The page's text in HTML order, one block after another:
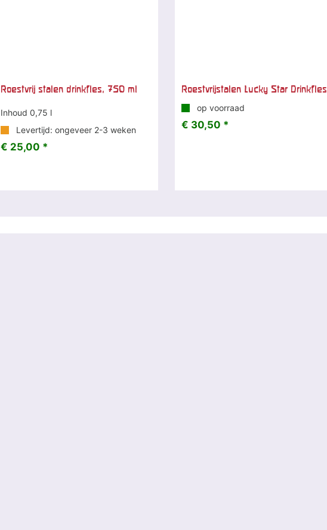
Roestvrij stalen drinkfles, 750 ml
Inhoud 0,75 l
Levertijd: ongeveer 2-3 weken
€ 25,00 *
Roestvrijstalen Lucky Star Drinkfles
op voorraad
€ 30,50 *